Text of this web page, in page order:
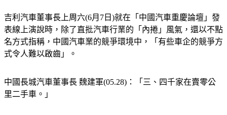
吉利汽車董事長上周六(6月7日)就在「中國汽車重慶論壇」發
表線上演說時，除了直批汽車行業的「內捲」風氣，還以不點
名方式指稱，中國汽車業的競爭環境中，「有些車企的競爭方
式令人難以啟齒」。
中國長城汽車董事長 魏建軍(05.28)：「三、四千家在賣零公
里二手車。」